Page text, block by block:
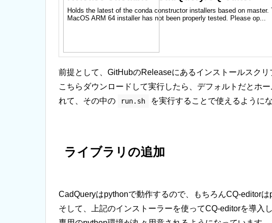
Holds the latest of the conda constructor installers based on
MacOS ARM 64 installer has not been properly tested. Please op...
前提として、GitHubのReleaseにあるインストールスクリ
こちらダウンロードして実行したら、デフォルトだとホ
れて、その中の
run.sh を実行することで使えるようにな
ライブラリの追加
CadQueryはpythonで動作するので、もちろんCQ-editorは
そして、上記のインストーラーを使ってCQ-editorを導入